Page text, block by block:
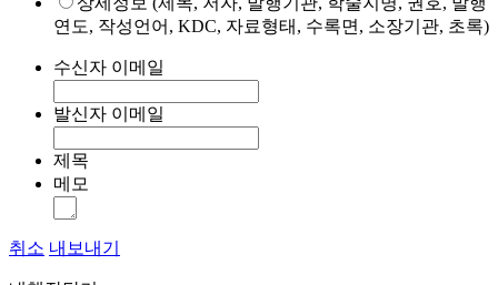
연도, 작성언어, KDC, 자료형태, 수록면, 소장기관, 초록)
수신자 이메일
발신자 이메일
제목
메모
취소 내보내기